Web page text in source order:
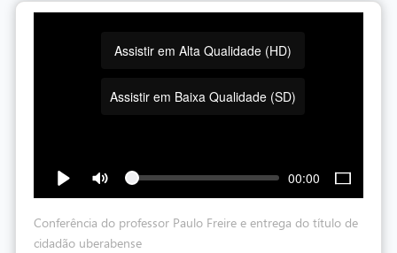
Assistir em Alta Qualidade (HD)
Assistir em Baixa Qualidade (SD)
00:00
Conferência do professor Paulo Freire e entrega do título de
cidadão uberabense